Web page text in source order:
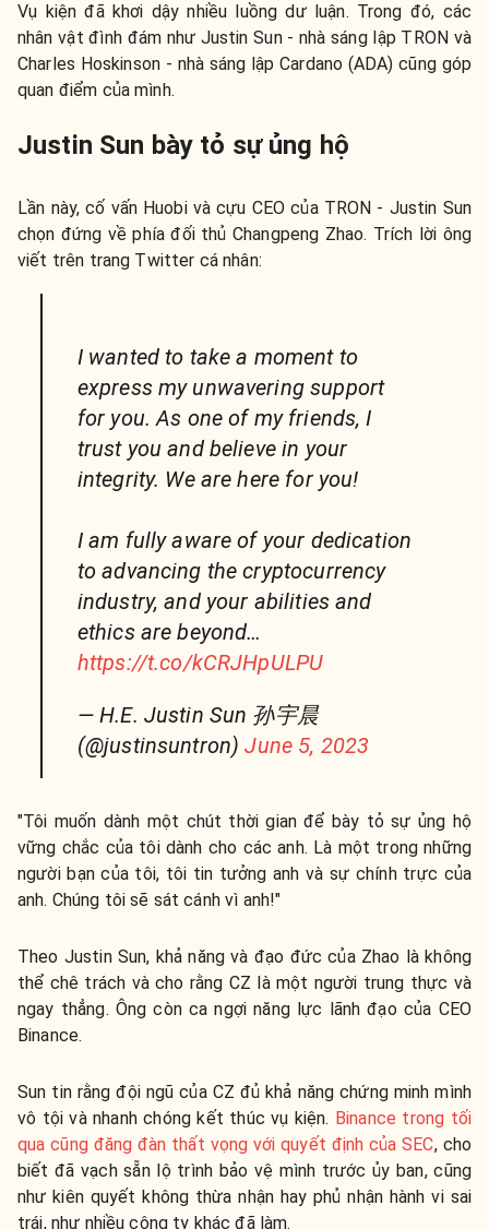
Vụ kiện đã khơi dậy nhiều luồng dư luận. Trong đó, các
nhân vật đình đám như Justin Sun - nhà sáng lập TRON và
Charles Hoskinson - nhà sáng lập Cardano (ADA) cũng góp
quan điểm của mình.
Justin Sun bày tỏ sự ủng hộ
Lần này, cố vấn Huobi và cựu CEO của TRON - Justin Sun
chọn đứng về phía đối thủ Changpeng Zhao. Trích lời ông
viết trên trang Twitter cá nhân:
I wanted to take a moment to
express my unwavering support
for you. As one of my friends, I
trust you and believe in your
integrity. We are here for you!
I am fully aware of your dedication
to advancing the cryptocurrency
industry, and your abilities and
ethics are beyond…
https://t.co/kCRJHpULPU
— H.E. Justin Sun 孙宇晨
(@justinsuntron)June 5, 2023
"Tôi muốn dành một chút thời gian để bày tỏ sự ủng hộ
vững chắc của tôi dành cho các anh. Là một trong những
người bạn của tôi, tôi tin tưởng anh và sự chính trực của
anh. Chúng tôi sẽ sát cánh vì anh!"
Theo Justin Sun, khả năng và đạo đức của Zhao là không
thể chê trách và cho rằng CZ là một người trung thực và
ngay thẳng. Ông còn ca ngợi năng lực lãnh đạo của CEO
Binance.
Sun tin rằng đội ngũ của CZ đủ khả năng chứng minh mình
vô tội và nhanh chóng kết thúc vụ kiện. Binance trong tối
qua cũng đăng đàn thất vọng với quyết định của SEC, cho
biết đã vạch sẵn lộ trình bảo vệ mình trước ủy ban, cũng
như kiên quyết không thừa nhận hay phủ nhận hành vi sai
trái, như nhiều công ty khác đã làm.